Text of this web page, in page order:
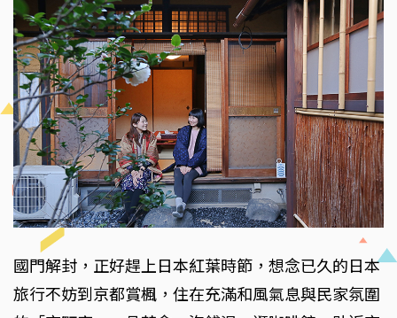
國門解封，正好趕上日本紅葉時節，想念已久的日本
旅行不妨到京都賞楓，住在充滿和風氣息與民家氛圍